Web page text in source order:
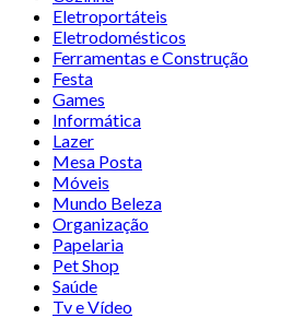
Eletroportáteis
Eletrodomésticos
Ferramentas e Construção
Festa
Games
Informática
Lazer
Mesa Posta
Móveis
Mundo Beleza
Organização
Papelaria
Pet Shop
Saúde
Tv e Vídeo